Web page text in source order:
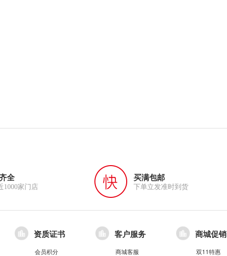
全
1000家门店
买满包邮
下单立发准时到货
资质证书
会员积分
客户服务
商城客服
商城促销
双11特惠